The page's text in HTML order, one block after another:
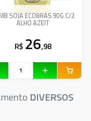
SOJA ECOBRAS 90G C/2
ALHO AZEIT
R$ 26,98
DIVERSOS